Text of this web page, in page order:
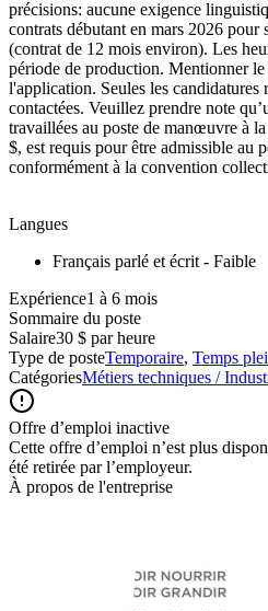
précisions: aucune exigence
contrats débutant en mars 2026 pour
(contrat de 12 mois environ). Les
période de production. Mentionner
l'application. Seules les candidatures
contactées. Veuillez prendre note
travaillées au poste de manœuvre à
$, est requis pour être admissible au
conformément à la convention
Langues
Français parlé et écrit - Faible
Expérience1 à 6 mois
Sommaire du poste
Salaire30 $ par heure
Type de posteTemporaire, Temps
CatégoriesMétiers techniques /
Offre d’emploi inactive
Cette offre d’emploi n’est plus
été retirée par l’employeur.
À propos de l'entreprise